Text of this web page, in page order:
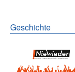
Geschichte